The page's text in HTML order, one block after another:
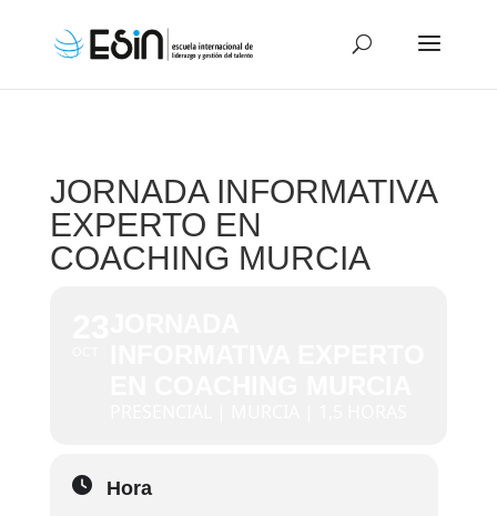
JORNADA INFORMATIVA
EXPERTO EN
COACHING MURCIA
Hora